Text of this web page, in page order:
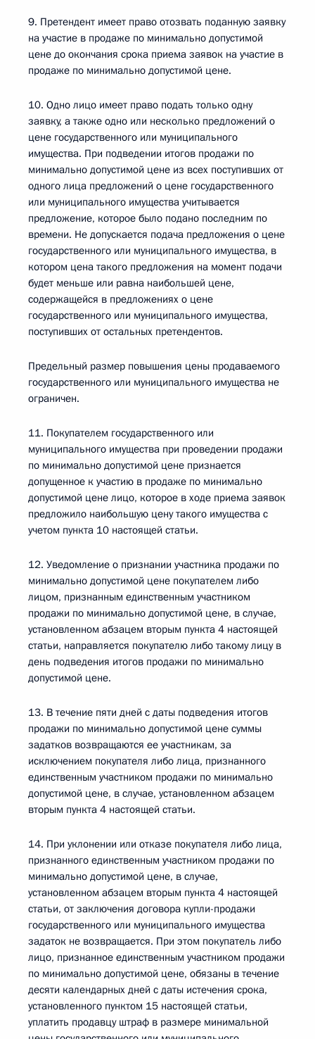
9. Претендент имеет право отозвать поданную заявку
на участие в продаже по минимально допустимой
цене до окончания срока приема заявок на участие в
продаже по минимально допустимой цене.
10. Одно лицо имеет право подать только одну
заявку, а также одно или несколько предложений о
цене государственного или муниципального
имущества. При подведении итогов продажи по
минимально допустимой цене из всех поступивших от
одного лица предложений о цене государственного
или муниципального имущества учитывается
предложение, которое было подано последним по
времени. Не допускается подача предложения о цене
государственного или муниципального имущества, в
котором цена такого предложения на момент подачи
будет меньше или равна наибольшей цене,
содержащейся в предложениях о цене
государственного или муниципального имущества,
поступивших от остальных претендентов.
Предельный размер повышения цены продаваемого
государственного или муниципального имущества не
ограничен.
11. Покупателем государственного или
муниципального имущества при проведении продажи
по минимально допустимой цене признается
допущенное к участию в продаже по минимально
допустимой цене лицо, которое в ходе приема заявок
предложило наибольшую цену такого имущества с
учетом пункта 10 настоящей статьи.
12. Уведомление о признании участника продажи по
минимально допустимой цене покупателем либо
лицом, признанным единственным участником
продажи по минимально допустимой цене, в случае,
установленном абзацем вторым пункта 4 настоящей
статьи, направляется покупателю либо такому лицу в
день подведения итогов продажи по минимально
допустимой цене.
13. В течение пяти дней с даты подведения итогов
продажи по минимально допустимой цене суммы
задатков возвращаются ее участникам, за
исключением покупателя либо лица, признанного
единственным участником продажи по минимально
допустимой цене, в случае, установленном абзацем
вторым пункта 4 настоящей статьи.
14. При уклонении или отказе покупателя либо лица,
признанного единственным участником продажи по
минимально допустимой цене, в случае,
установленном абзацем вторым пункта 4 настоящей
статьи, от заключения договора купли-продажи
государственного или муниципального имущества
задаток не возвращается. При этом покупатель либо
лицо, признанное единственным участником продажи
по минимально допустимой цене, обязаны в течение
десяти календарных дней с даты истечения срока,
установленного пунктом 15 настоящей статьи,
уплатить продавцу штраф в размере минимальной